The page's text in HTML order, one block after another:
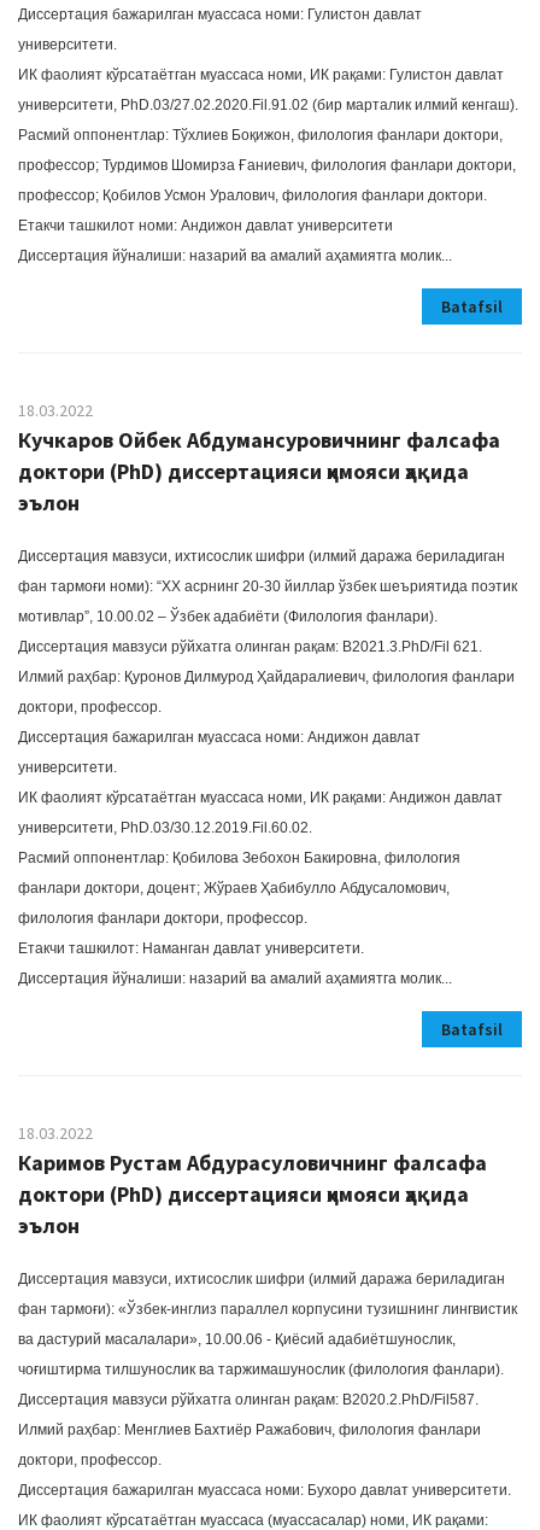
Диссертация бажарилган муассаса номи: Гулистон давлат
университети.
ИК фаолият кўрсатаётган муассаса номи, ИК рақами: Гулистон давлат
университети, PhD.03/27.02.2020.Fil.91.02 (бир марталик илмий кенгаш).
Расмий оппонентлар: Тўхлиев Боқижон, филология фанлари доктори,
профессор; Турдимов Шомирза Ғаниевич, филология фанлари доктори,
профессор; Қобилов Усмон Уралович, филология фанлари доктори.
Етакчи ташкилот номи: Андижон давлат университети
Диссертация йўналиши: назарий ва амалий аҳамиятга молик...
Batafsil
18.03.2022
Кучкаров Ойбек Абдумансуровичнинг фалсафа
доктори (PhD) диссертацияси ҳимояси ҳақида
эълон
Диссертация мавзуси, ихтисослик шифри (илмий даража бериладиган
фан тармоғи номи): “ХХ асрнинг 20-30 йиллар ўзбек шеъриятида поэтик
мотивлар”, 10.00.02 – Ўзбек адабиёти (Филология фанлари).
Диссертация мавзуси рўйхатга олинган рақам: В2021.3.PhD/Fil 621.
Илмий раҳбар: Қуронов Дилмурод Ҳайдаралиевич, филология фанлари
доктори, профессор.
Диссертация бажарилган муассаса номи: Андижон давлат
университети.
ИК фаолият кўрсатаётган муассаса номи, ИК рақами: Андижон давлат
университети, PhD.03/30.12.2019.Fil.60.02.
Расмий оппонентлар: Қобилова Зебохон Бакировна, филология
фанлари доктори, доцент; Жўраев Ҳабибулло Абдусаломович,
филология фанлари доктори, профессор.
Етакчи ташкилот: Наманган давлат университети.
Диссертация йўналиши: назарий ва амалий аҳамиятга молик...
Batafsil
18.03.2022
Каримов Рустам Абдурасуловичнинг фалсафа
доктори (PhD) диссертацияси ҳимояси ҳақида
эълон
Диссертация мавзуси, ихтисослик шифри (илмий даража бериладиган
фан тармоғи): «Ўзбек-инглиз параллел корпусини тузишнинг лингвистик
ва дастурий масалалари», 10.00.06 - Қиёсий адабиётшунослик,
чоғиштирма тилшунослик ва таржимашунослик (филология фанлари).
Диссертация мавзуси рўйхатга олинган рақам: В2020.2.PhD/Fil587.
Илмий раҳбар: Менглиев Бахтиёр Ражабович, филология фанлари
доктори, профессор.
Диссертация бажарилган муассаса номи: Бухоро давлат университети.
ИК фаолият кўрсатаётган муассаса (муассасалар) номи, ИК рақами: